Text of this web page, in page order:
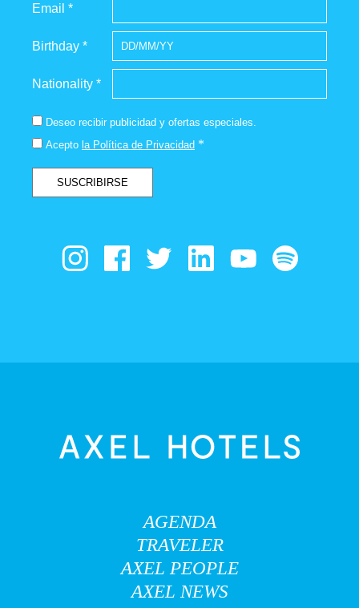
Email *
Birthday *
Nationality *
Deseo recibir publicidad y ofertas especiales.
Acepto la Política de Privacidad *
SUSCRIBIRSE
AGENDA
TRAVELER
AXEL PEOPLE
AXEL NEWS